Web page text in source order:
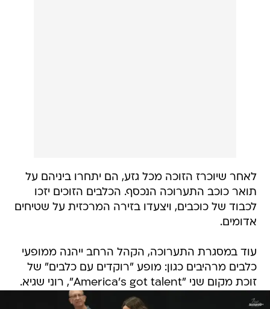
לאחר שיוכרז הזוכה מכל גזע, הם יתחרו ביניהם על
תואר כוכב התערוכה הנכסף. הכלבים הזוכים יזכו
לכבוד של כוכבים, ויצעדו בזירה המרכזית על שטיחים
אדומים.
עוד במסגרת התערוכה, הקהל הרחב ייהנה ממופעי
כלבים מרהיבים כגון: מופע "רוקדים עם כלבים" של
זוכת מקום שני "America's got talent", רוני שגיא.